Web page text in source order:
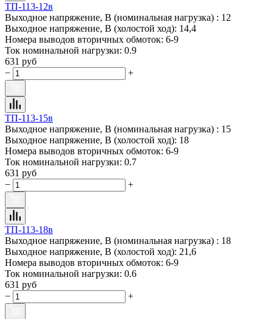
ТП-113-12в
Выходное напряжение, В (номинальная нагрузка) : 12
Выходное напряжение, В (холостой ход): 14,4
Номера выводов вторичных обмоток: 6-9
Ток номинальной нагрузки: 0.9
631 руб
−
+
ТП-113-15в
Выходное напряжение, В (номинальная нагрузка) : 15
Выходное напряжение, В (холостой ход): 18
Номера выводов вторичных обмоток: 6-9
Ток номинальной нагрузки: 0.7
631 руб
−
+
ТП-113-18в
Выходное напряжение, В (номинальная нагрузка) : 18
Выходное напряжение, В (холостой ход): 21,6
Номера выводов вторичных обмоток: 6-9
Ток номинальной нагрузки: 0.6
631 руб
−
+